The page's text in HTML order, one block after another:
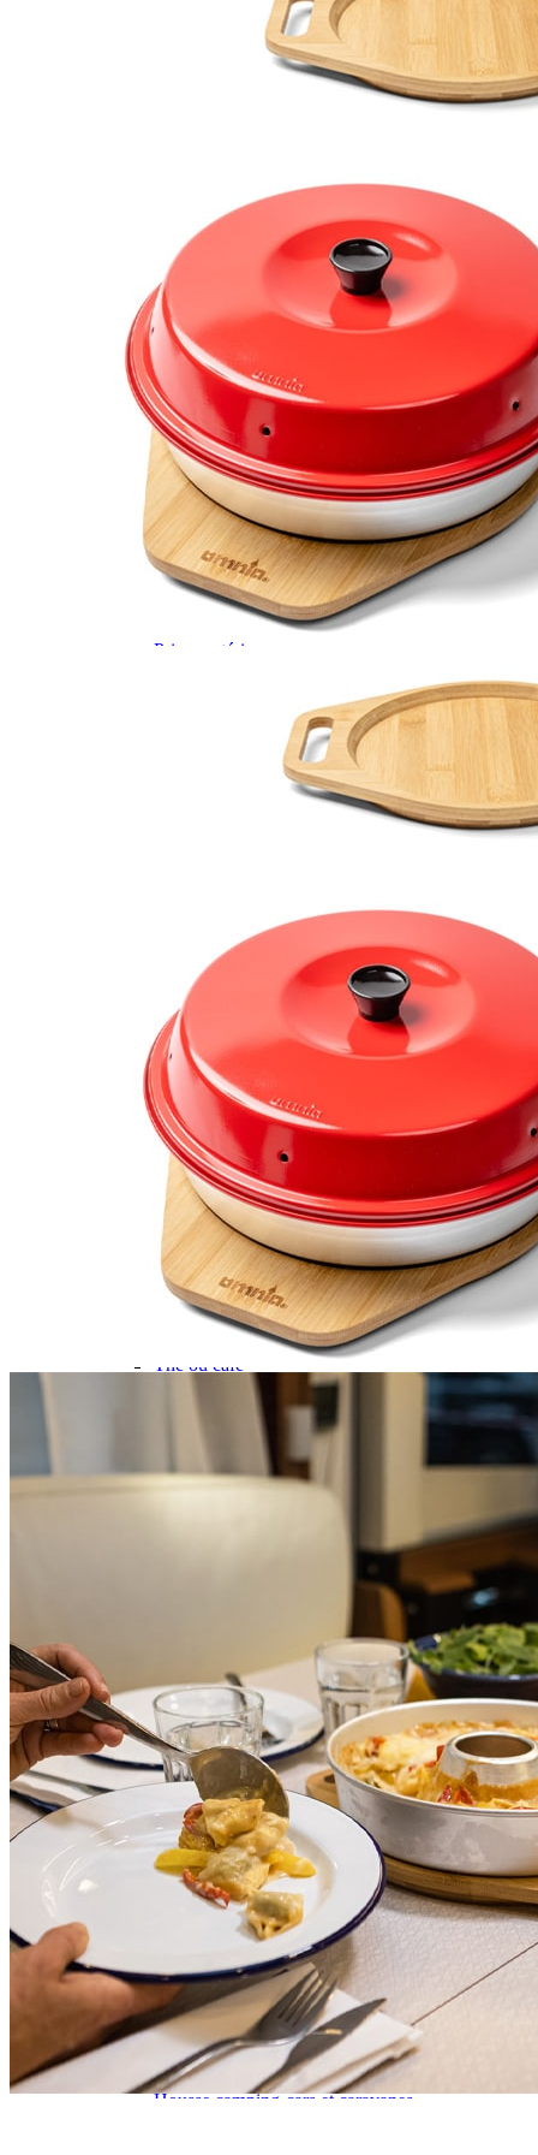
Accessoires panneaux solaires
Batteries Lithium
Gamme VICTRON ENERGY
Piles à combustible
Groupes Electrogènes
Convertisseurs 12V - 230V
Transformateurs 230V - 12V
ECLAIRAGES
Ampoules et tubes fluo
Ampoules à LEDS
Eclairages intérieur
Eclairages extérieur
Eclairage portatif et piles
Feux de signalisation
Feux de signalisation arrière
ELECTRICITE
Avec prise USB
Prises allume-cigare 12V
Prises intérieures 12V et 230V
Prises P17 et 230V
Prolongateurs et enrouleurs
Câbles électriques
Fusibles et cosses
Prises extérieures caravane
EQUIPEMENT CABINE & CELLULE
Embases pivotantes
Equipement pour la cabine
Stores de cabine REMIfront
Volets isolants extérieurs
Volets isolants intérieurs
Volets isolants SOPLAIR Intermik
Couchages lits tout fait
AMÉNAGEMENTS & RANGEMENTS
Isolation thermique et phonique
Tableau de bord
Tapis de cabine
Housses de sièges
Rideaux de porte et moustiquaires
Accessoires rideaux volets
Gamme d'accessoires pliables
Solutions Rangement PURVARIO
Accessoires rangement cellule
Accessoires toilettes
Pied de table et accessoires
ART DE LA TABLE
Lot de Vaisselle Mélamine
Vaisselle Mélamine
Pour faire la vaisselle
Ménagères et couverts
Poêles et casseroles
Popotes
Four OMNIA
Thé ou café
Accessoires cuisine divers
Pour faire le ménage
Tapis anti dérapant et nappe
Poubelles
Accessoires rangement cuisine
EQUIPEMENT EXTERIEUR
EXTERIEUR CABINE & CELLULE
Cales et stabilisation
Vérins de stabilisation
Rétroviseurs et lentilles
Bavettes de protections
Embout d'échappement
Renforts de suspension
Jantes,Pneus,Roues et accessoires
Pièces détachées équipement
Chaînes neige
ISOLATION & HIVERNAGE
Gamme CLAIRVAL
Gamme de volets ISOPLAIR
Gamme de volets THERMOCOVER
Gamme de volets VISIOPLAIR
Rideaux volets isolants intérieurs
Isolation thermique phonique
Gamme de volets BRUNNER
Rideaux volets isolants extérieurs
Housse camping-cars et caravanes
Nos Véhicules en concession
Concession & Véhicules
Nos véhicules Neufs
Nos véhicules Occasions
Le magasin